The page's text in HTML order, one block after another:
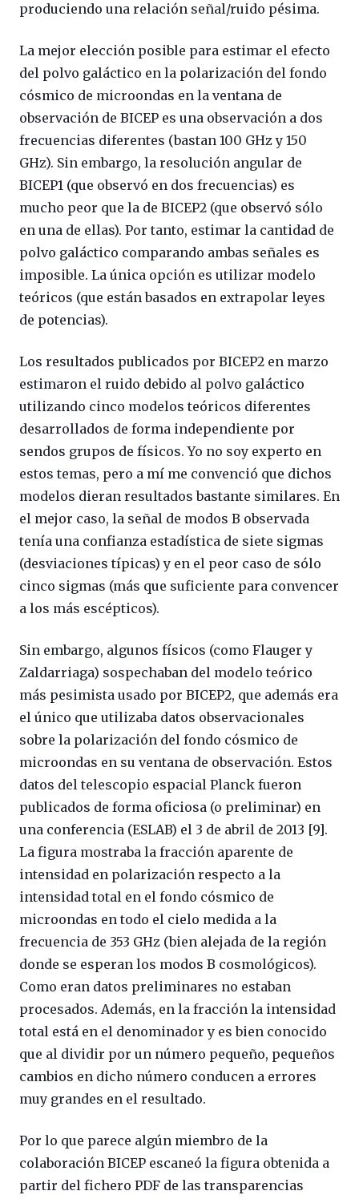
produciendo una relación señal/ruido pésima.
La mejor elección posible para estimar el efecto
del polvo galáctico en la polarización del fondo
cósmico de microondas en la ventana de
observación de BICEP es una observación a dos
frecuencias diferentes (bastan 100 GHz y 150
GHz). Sin embargo, la resolución angular de
BICEP1 (que observó en dos frecuencias) es
mucho peor que la de BICEP2 (que observó sólo
en una de ellas). Por tanto, estimar la cantidad de
polvo galáctico comparando ambas señales es
imposible. La única opción es utilizar modelo
teóricos (que están basados en extrapolar leyes
de potencias).
Los resultados publicados por BICEP2 en marzo
estimaron el ruido debido al polvo galáctico
utilizando cinco modelos teóricos diferentes
desarrollados de forma independiente por
sendos grupos de físicos. Yo no soy experto en
estos temas, pero a mí me convenció que dichos
modelos dieran resultados bastante similares. En
el mejor caso, la señal de modos B observada
tenía una confianza estadística de siete sigmas
(desviaciones típicas) y en el peor caso de sólo
cinco sigmas (más que suficiente para convencer
a los más escépticos).
Sin embargo, algunos físicos (como Flauger y
Zaldarriaga) sospechaban del modelo teórico
más pesimista usado por BICEP2, que además era
el único que utilizaba datos observacionales
sobre la polarización del fondo cósmico de
microondas en su ventana de observación. Estos
datos del telescopio espacial Planck fueron
publicados de forma oficiosa (o preliminar) en
una conferencia (ESLAB) el 3 de abril de 2013 [9].
La figura mostraba la fracción aparente de
intensidad en polarización respecto a la
intensidad total en el fondo cósmico de
microondas en todo el cielo medida a la
frecuencia de 353 GHz (bien alejada de la región
donde se esperan los modos B cosmológicos).
Como eran datos preliminares no estaban
procesados. Además, en la fracción la intensidad
total está en el denominador y es bien conocido
que al dividir por un número pequeño, pequeños
cambios en dicho número conducen a errores
muy grandes en el resultado.
Por lo que parece algún miembro de la
colaboración BICEP escaneó la figura obtenida a
partir del fichero PDF de las transparencias